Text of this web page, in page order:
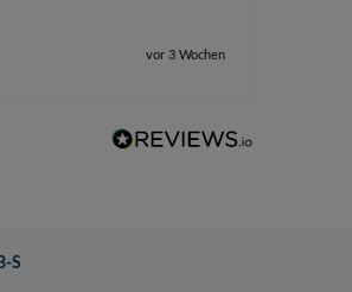
vor 3 Wochen
S